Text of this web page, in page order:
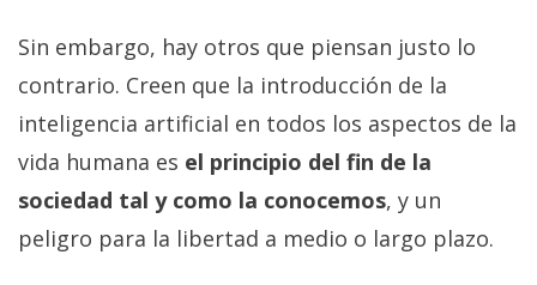
temas
Sorteos
Foros
Contacto
Sin embargo, hay otros que piensan justo lo
contrario. Creen que la introducción de la
inteligencia artificial en todos los aspectos de la
vida humana es el principio del fin de la
sociedad tal y como la conocemos, y un
peligro para la libertad a medio o largo plazo.